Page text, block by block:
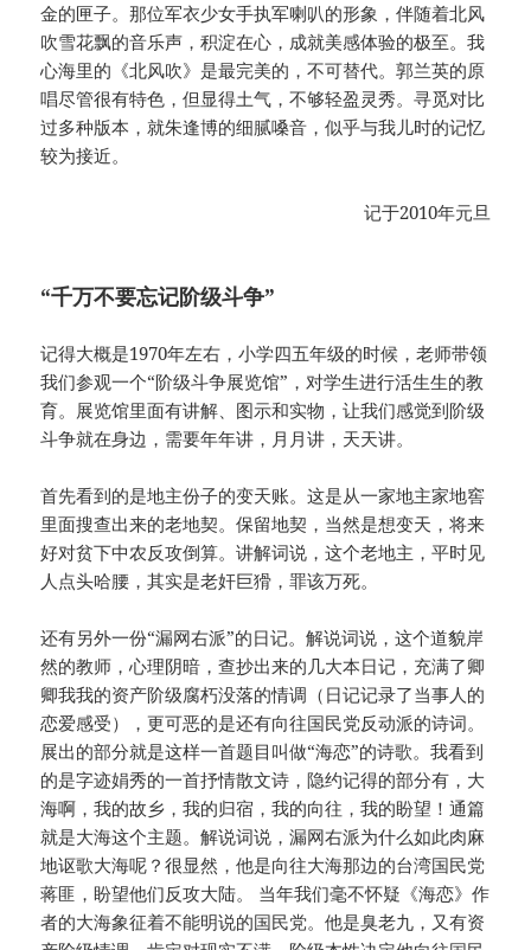
金的匣子。那位军衣少女手执军喇叭的形象，伴随着北风
吹雪花飘的音乐声，积淀在心，成就美感体验的极至。我
心海里的《北风吹》是最完美的，不可替代。郭兰英的原
唱尽管很有特色，但显得土气，不够轻盈灵秀。寻觅对比
过多种版本，就朱逢博的细腻嗓音，似乎与我儿时的记忆
较为接近。
记于2010年元旦
“千万不要忘记阶级斗争”
记得大概是1970年左右，小学四五年级的时候，老师带领
我们参观一个“阶级斗争展览馆”，对学生进行活生生的教
育。展览馆里面有讲解、图示和实物，让我们感觉到阶级
斗争就在身边，需要年年讲，月月讲，天天讲。
首先看到的是地主份子的变天账。这是从一家地主家地窖
里面搜查出来的老地契。保留地契，当然是想变天，将来
好对贫下中农反攻倒算。讲解词说，这个老地主，平时见
人点头哈腰，其实是老奸巨猾，罪该万死。
还有另外一份“漏网右派”的日记。解说词说，这个道貌岸
然的教师，心理阴暗，查抄出来的几大本日记，充满了卿
卿我我的资产阶级腐朽没落的情调（日记记录了当事人的
恋爱感受），更可恶的是还有向往国民党反动派的诗词。
展出的部分就是这样一首题目叫做“海恋”的诗歌。我看到
的是字迹娟秀的一首抒情散文诗，隐约记得的部分有，大
海啊，我的故乡，我的归宿，我的向往，我的盼望！通篇
就是大海这个主题。解说词说，漏网右派为什么如此肉麻
地讴歌大海呢？很显然，他是向往大海那边的台湾国民党
蒋匪，盼望他们反攻大陆。 当年我们毫不怀疑《海恋》作
者的大海象征着不能明说的国民党。他是臭老九，又有资